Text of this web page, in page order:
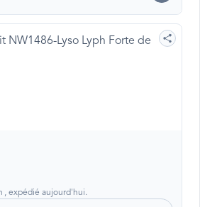
, expédié aujourd'hui.